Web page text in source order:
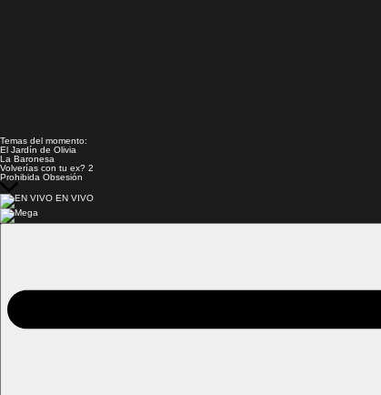
Temas del momento:
El Jardín de Olivia
La Baronesa
Volverías con tu ex? 2
Prohibida Obsesión
EN VIVO